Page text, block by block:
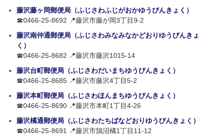
藤沢藤ヶ岡郵便局（ふじさわふじがおかゆうびんきょく）
☎0466-25-8692 📍藤沢市藤が岡3丁目9-2
藤沢南仲通郵便局（ふじさわみなみなかどおりゆうびんきょ
く）
☎0466-25-8682 📍藤沢市藤沢1015-14
藤沢台町郵便局（ふじさわだいまちゆうびんきょく）
☎0466-25-8685 📍藤沢市藤沢4丁目5-2
藤沢本町郵便局（ふじさわほんまちゆうびんきょく）
☎0466-25-8690 📍藤沢市本町1丁目4-26
藤沢橘通郵便局（ふじさわたちばなどおりゆうびんきょく）
☎0466-25-8691 📍藤沢市鵠沼橘1丁目11-12